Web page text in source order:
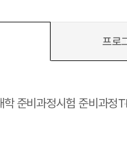
바로가기 +
캐나다
프로
학 준비과정시험 준비과정